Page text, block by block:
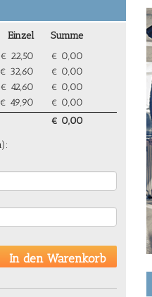
Einzel
Summe
€ 22,50 € 0,00
€ 32,60 € 0,00
€ 42,60 € 0,00
€ 49,90 € 0,00
€ 0,00